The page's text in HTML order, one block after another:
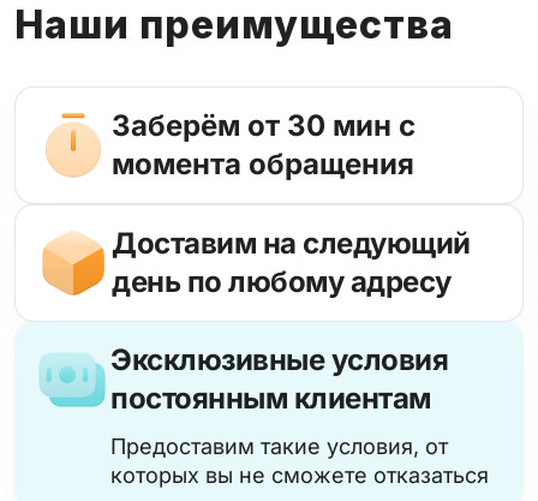
Наши преимущества
Заберём от 30 мин с
момента обращения
Доставим на следующий
день по любому адресу
Эксклюзивные условия
постоянным клиентам
Предоставим такие условия, от
которых вы не сможете отказаться